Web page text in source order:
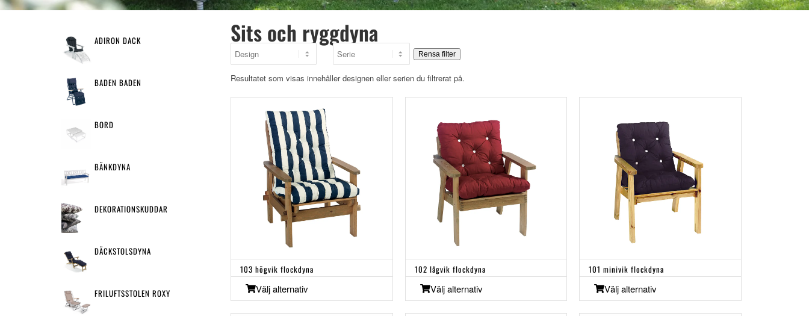
ADIRON DACK
BADEN BADEN
BORD
BÄNKDYNA
DEKORATIONSKUDDAR
DÄCKSTOLSDYNA
FRILUFTSSTOLEN ROXY
Sits och ryggdyna
Rensa filter
Resultatet som visas innehåller designen eller serien du filtrerat på.
103 högvik flockdyna
Välj alternativ
102 lågvik flockdyna
Välj alternativ
101 minivik flockdyna
Välj alternativ